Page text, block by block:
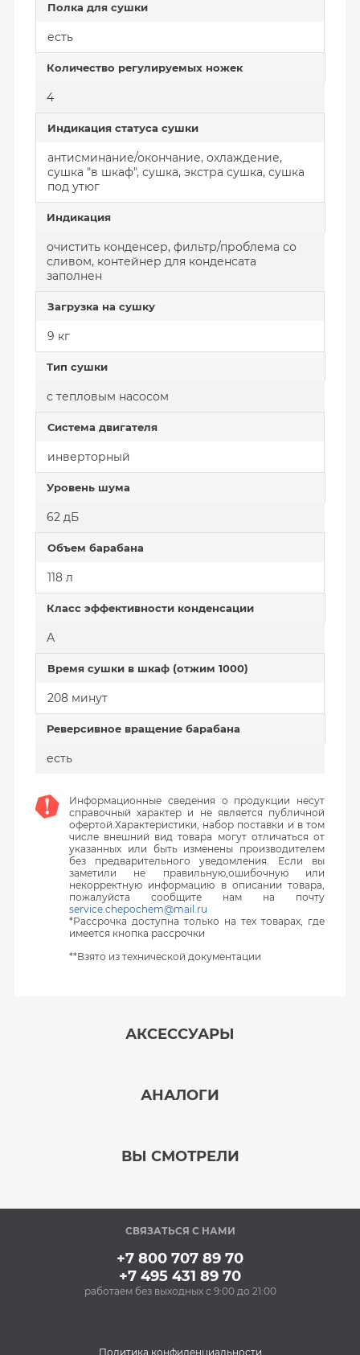
Полка для сушки
есть
Количество регулируемых ножек
4
Индикация статуса сушки
антисминание/окончание, охлаждение,
сушка "в шкаф", сушка, экстра сушка, сушка
под утюг
Индикация
очистить конденсер, фильтр/проблема со
сливом, контейнер для конденсата
заполнен
Загрузка на сушку
9 кг
Тип сушки
с тепловым насосом
Система двигателя
инверторный
Уровень шума
62 дБ
Объем барабана
118 л
Класс эффективности конденсации
А
Время сушки в шкаф (отжим 1000)
208 минут
Реверсивное вращение барабана
есть
Информационные сведения о продукции несут
справочный характер и не является публичной
офертой.Характеристики, набор поставки и в том
числе внешний вид товара могут отличаться от
указанных или быть изменены производителем
без предварительного уведомления. Если вы
заметили не правильную,ошибочную или
некорректную информацию в описании товара,
пожалуйста сообщите нам на почту
service.chepochem@mail.ru
*Рассрочка доступна только на тех товарах, где
имеется кнопка рассрочки
**Взято из технической документации
АКСЕССУАРЫ
подставки BON BN-
АНАЛОГИ
ВЫ СМОТРЕЛИ
В наличии
СВЯЗАТЬСЯ С НАМИ
+7 800 707 89 70
+7 495 431 89 70
работаем без выходных с 9:00 до 21:00
Политика конфиденциальности